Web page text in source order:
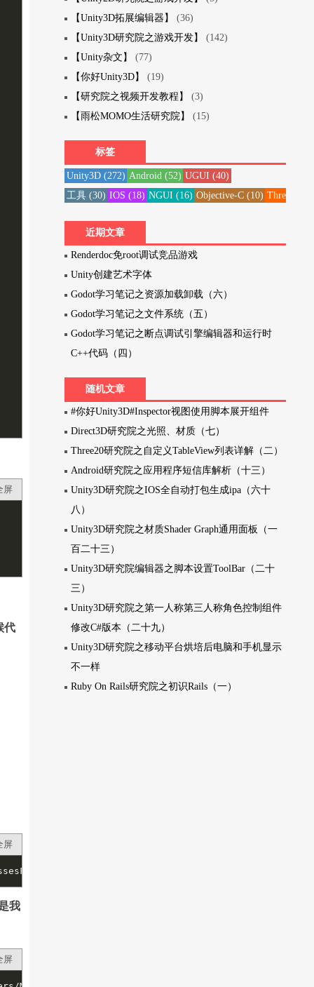
屏
代
屏
我
屏
【Unity3D拓展编辑器】
(36)
【Unity3D研究院之游戏开发】
(142)
【Unity杂文】
(77)
【你好Unity3D】
(19)
【研究院之视频开发教程】
(3)
【雨松MOMO生活研究院】
(15)
标签
Unity3D(272) Android(52) UGUI (40)
工具(30) IOS (18) NGUI (16) Objective-C(10) Three20
近期文章
Renderdoc免root调试竞品游戏
Unity创建艺术字体
Godot学习笔记之资源加载卸载（六）
Godot学习笔记之文件系统（五）
Godot学习笔记之断点调试引擎编辑器和运行时
C++代码（四）
随机文章
#你好Unity3D#Inspector视图使用脚本展开组件
Direct3D研究院之光照、材质（七）
Three20研究院之自定义TableView列表详解（二）
Android研究院之应用程序短信库解析（十三）
Unity3D研究院之IOS全自动打包生成ipa（六十
八）
Unity3D研究院之材质Shader Graph通用面板（一
百二十三）
Unity3D研究院编辑器之脚本设置ToolBar（二十
三）
Unity3D研究院之第一人称第三人称角色控制组件
修改C#版本（二十九）
Unity3D研究院之移动平台烘培后电脑和手机显示
不一样
Ruby On Rails研究院之初识Rails（一）